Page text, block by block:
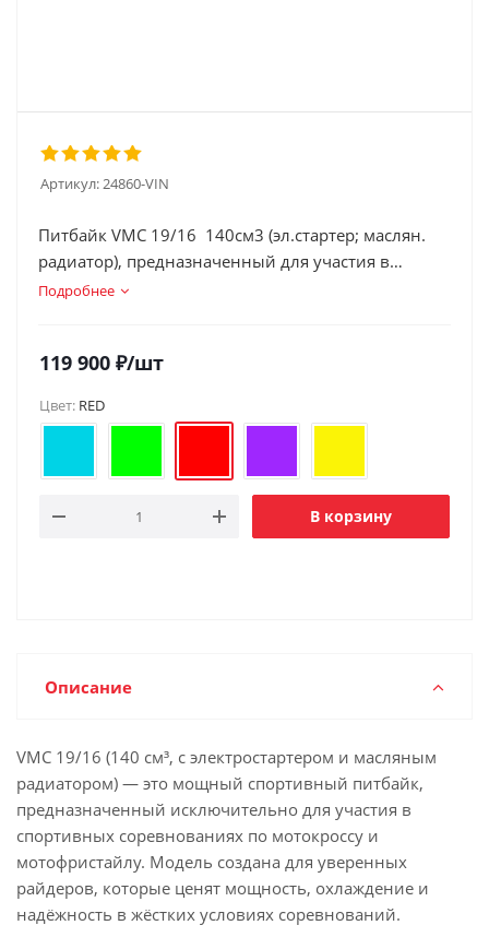
Артикул:24860-VIN
Питбайк VMC 19/16 140см3 (эл.стартер; маслян.
радиатор), предназначенный для участия в
спортивных соревн.
Подробнее
119 900 ₽/шт
Цвет: RED
В корзину
Описание
VMC 19/16 (140 см³, с электростартером и масляным
радиатором) — это мощный спортивный питбайк,
предназначенный исключительно для участия в
спортивных соревнованиях по мотокроссу и
мотофристайлу. Модель создана для уверенных
райдеров, которые ценят мощность, охлаждение и
надёжность в жёстких условиях соревнований.